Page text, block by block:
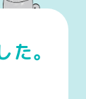
。